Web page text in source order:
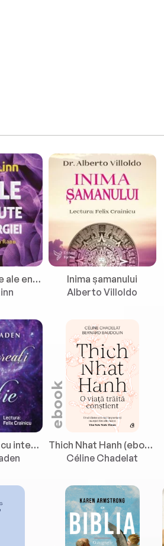
Firele nevăzute ale energiei
Inima șamanului
Alberto Villoldo
Suntem creați cu intenție
ebook
Thich Nhat Hanh (ebook)
Céline Chadelat